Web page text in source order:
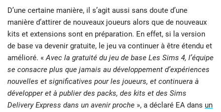
D’une certaine manière, il s’agit aussi sans doute d’une
manière d’attirer de nouveaux joueurs alors que de nouveaux
kits et extensions sont en préparation. En effet, si la version
de base va devenir gratuite, le jeu va continuer à être étendu et
amélioré. «Avec la gratuité du jeu de base Les Sims 4, l’équipe
se consacre plus que jamais au développement d’expériences
nouvelles et significatives pour les joueurs, et continuera à
développer et à publier des packs, des kits et des Sims
Delivery Express dans un avenir proche », a déclaré EA dans un